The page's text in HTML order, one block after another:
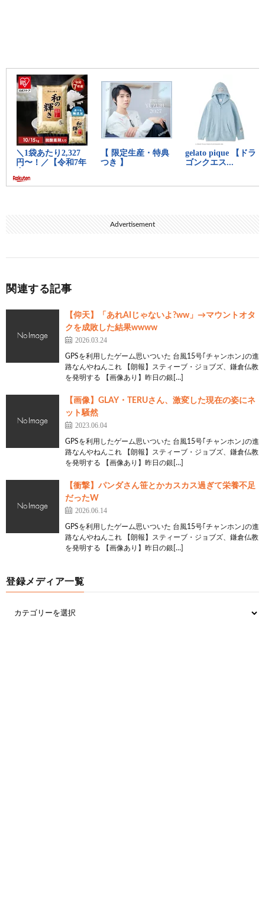
Advertisement
関連する記事
【仰天】「あれAIじゃないよ?ww」→マウントオタ
クを成敗した結果wwww
2026.03.24
GPSを利用したゲーム思いついた 台風15号｢チャンホン｣の進
路なんやねんこれ 【朗報】スティーブ・ジョブズ、鎌倉仏教
を発明する 【画像あり】昨日の銀[…]
【画像】GLAY・TERUさん、激変した現在の姿にネ
ット騒然
2023.06.04
GPSを利用したゲーム思いついた 台風15号｢チャンホン｣の進
路なんやねんこれ 【朗報】スティーブ・ジョブズ、鎌倉仏教
を発明する 【画像あり】昨日の銀[…]
【衝撃】パンダさん笹とかカスカス過ぎて栄養不足
だったW
2026.06.14
GPSを利用したゲーム思いついた 台風15号｢チャンホン｣の進
路なんやねんこれ 【朗報】スティーブ・ジョブズ、鎌倉仏教
を発明する 【画像あり】昨日の銀[…]
登録メディア一覧